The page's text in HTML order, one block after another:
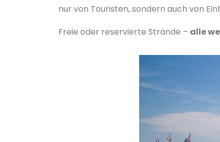
nur von Touristen, sondern auch von
Freie oder reservierte Strände – alle